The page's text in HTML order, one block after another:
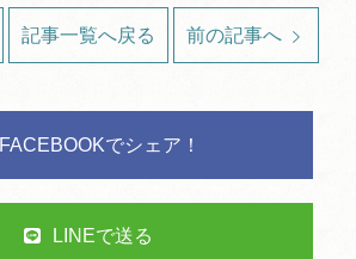
記事一覧へ戻る 前の記事へ
FACEBOOKでシェア！
LINEで送る